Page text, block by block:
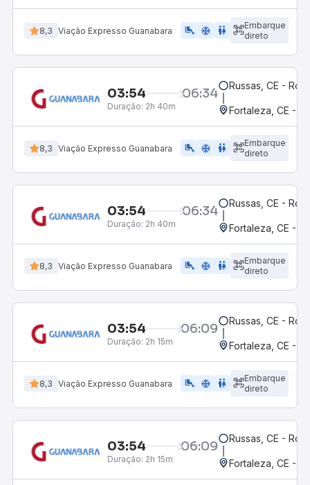
8,3 Viação Expresso Guanabara airline_seat_legroom_extra ac_unit wc
Embarque
direto
03:54 06:34
Duração: 2h 40m
Russas, CE -
Fortaleza, CE -
8,3 Viação Expresso Guanabara airline_seat_legroom_extra ac_unit wc
Embarque
direto
03:54 06:34
Duração: 2h 40m
Russas, CE -
Fortaleza, CE -
8,3 Viação Expresso Guanabara airline_seat_legroom_extra ac_unit wc
Embarque
direto
03:54 06:09
Duração: 2h 15m
Russas, CE -
Fortaleza, CE -
8,3 Viação Expresso Guanabara airline_seat_legroom_extra ac_unit wc
Embarque
direto
03:54 06:09
Duração: 2h 15m
Russas, CE -
Fortaleza, CE -